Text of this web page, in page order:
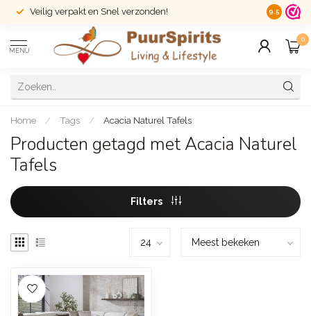
Veilig verpakt en Snel verzonden! 14 dagen
9.5
MENU
0
Home / Tags / Acacia Naturel Tafels
Producten getagd met Acacia Naturel
Tafels
Filters